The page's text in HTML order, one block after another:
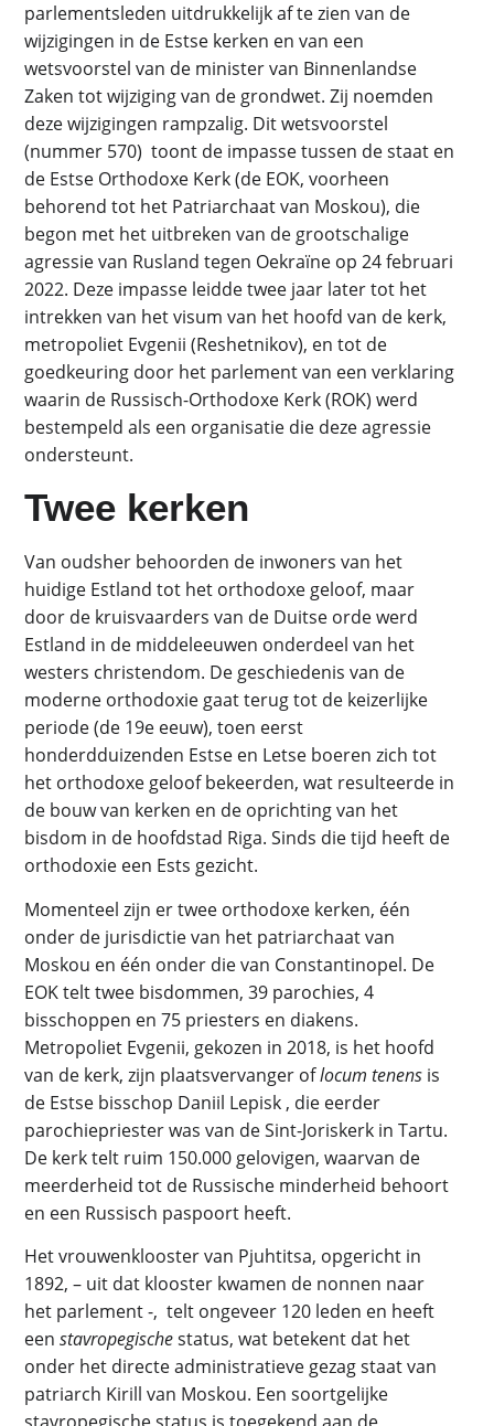
parlementsleden uitdrukkelijk af te zien van de
wijzigingen in de Estse kerken en van een
wetsvoorstel van de minister van Binnenlandse
Zaken tot wijziging van de grondwet. Zij noemden
deze wijzigingen rampzalig. Dit wetsvoorstel
(nummer 570) toont de impasse tussen de staat en
de Estse Orthodoxe Kerk (de EOK, voorheen
behorend tot het Patriarchaat van Moskou), die
begon met het uitbreken van de grootschalige
agressie van Rusland tegen Oekraïne op 24 februari
2022. Deze impasse leidde twee jaar later tot het
intrekken van het visum van het hoofd van de kerk,
metropoliet Evgenii (Reshetnikov), en tot de
goedkeuring door het parlement van een verklaring
waarin de Russisch-Orthodoxe Kerk (ROK) werd
bestempeld als een organisatie die deze agressie
ondersteunt.
Twee kerken
Van oudsher behoorden de inwoners van het
huidige Estland tot het orthodoxe geloof, maar
door de kruisvaarders van de Duitse orde werd
Estland in de middeleeuwen onderdeel van het
westers christendom. De geschiedenis van de
moderne orthodoxie gaat terug tot de keizerlijke
periode (de 19e eeuw), toen eerst
honderdduizenden Estse en Letse boeren zich tot
het orthodoxe geloof bekeerden, wat resulteerde in
de bouw van kerken en de oprichting van het
bisdom in de hoofdstad Riga. Sinds die tijd heeft de
orthodoxie een Ests gezicht.
Momenteel zijn er twee orthodoxe kerken, één
onder de jurisdictie van het patriarchaat van
Moskou en één onder die van Constantinopel. De
EOK telt twee bisdommen, 39 parochies, 4
bisschoppen en 75 priesters en diakens.
Metropoliet Evgenii, gekozen in 2018, is het hoofd
van de kerk, zijn plaatsvervanger oflocum tenens is
de Estse bisschop Daniil Lepisk , die eerder
parochiepriester was van de Sint-Joriskerk in Tartu.
De kerk telt ruim 150.000 gelovigen, waarvan de
meerderheid tot de Russische minderheid behoort
en een Russisch paspoort heeft.
Het vrouwenklooster van Pjuhtitsa, opgericht in
1892, – uit dat klooster kwamen de nonnen naar
het parlement -, telt ongeveer 120 leden en heeft
een stavropegischestatus, wat betekent dat het
onder het directe administratieve gezag staat van
patriarch Kirill van Moskou. Een soortgelijke